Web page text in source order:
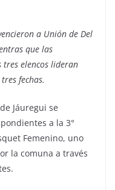
a Unión de Del
que las
tres elencos lideran
fechas.
Jáuregui se
a la 3°
Femenino, uno
la comuna a través